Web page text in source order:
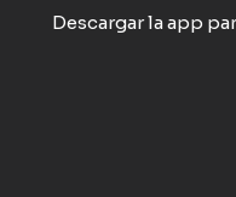
Descargar la app